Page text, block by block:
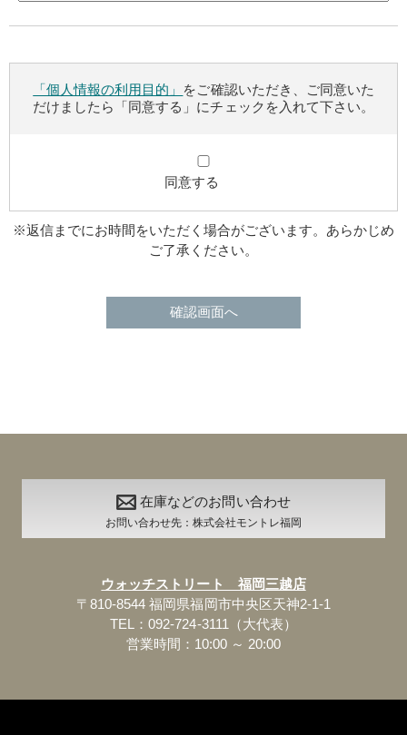
「個人情報の利用目的」 をご確認いただき、ご同意いた
だけましたら「同意する」にチェックを入れて下さい。
同意する
※返信までにお時間をいただく場合がございます。あらかじめ
ご了承ください。
在庫などのお問い合わせ
お問い合わせ先：株式会社モントレ福岡
ウォッチストリート 福岡三越店
〒810-8544 福岡県福岡市中央区天神2-1-1
TEL：092-724-3111（大代表）
営業時間：10:00 ～ 20:00